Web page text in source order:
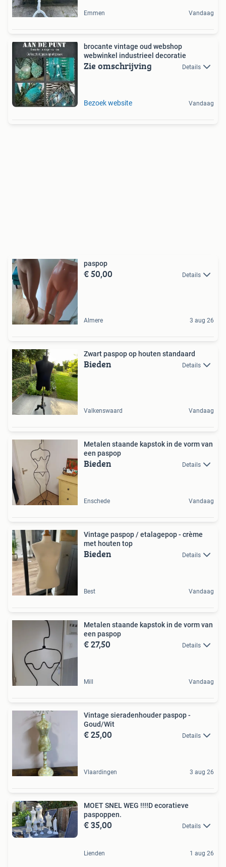
Emmen Vandaag
brocante vintage oud webshop
webwinkel industrieel decoratie
Zie omschrijving Details
Bezoek website Vandaag
paspop
€ 50,00 Details
Almere 3 aug 26
Zwart paspop op houten standaard
Bieden Details
Valkenswaard Vandaag
Metalen staande kapstok in de vorm van
een paspop
Bieden Details
Enschede Vandaag
Vintage paspop / etalagepop - crème
met houten top
Bieden Details
Best Vandaag
Metalen staande kapstok in de vorm van
een paspop
€ 27,50 Details
Mill Vandaag
Vintage sieradenhouder paspop -
Goud/Wit
€ 25,00 Details
Vlaardingen 3 aug 26
MOET SNEL WEG !!!!D ecoratieve
paspoppen.
€ 35,00 Details
Lienden 1 aug 26